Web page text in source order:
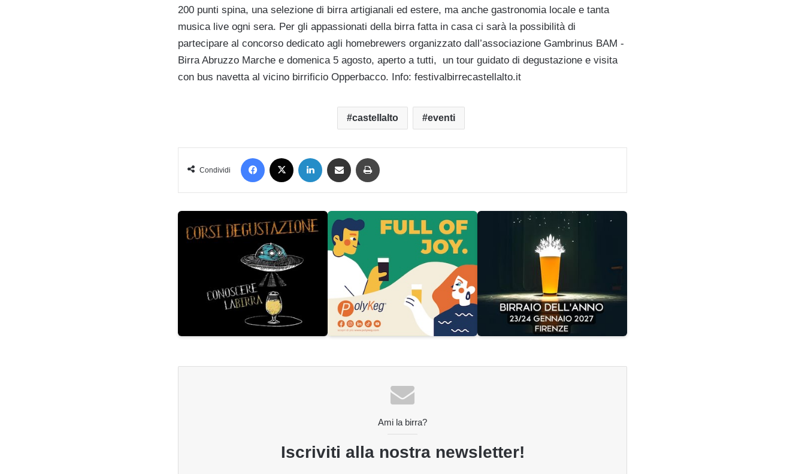
200 punti spina, una selezione di birra artigianali ed estere, ma anche gastronomia locale e tanta
musica live ogni sera. Per gli appassionati della birra fatta in casa ci sarà la possibilità di
partecipare al concorso dedicato agli homebrewers organizzato dall’associazione Gambrinus BAM -
Birra Abruzzo Marche e domenica 5 agosto, aperto a tutti, un tour guidato di degustazione e visita
con bus navetta al vicino birrificio Opperbacco. Info: festivalbirrecastellalto.it
castellalto eventi
Condividi
Facebook LinkedIn Condividi via mail
Ami la birra?
Iscriviti alla nostra newsletter!